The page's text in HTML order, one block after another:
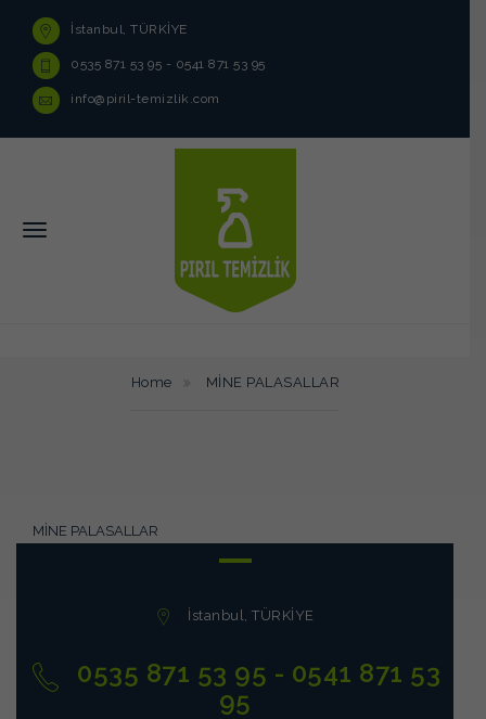
İstanbul, TÜRKİYE
0535 871 53 95 - 0541 871 53 95
info@piril-temizlik.com
Home MİNE PALASALLAR
MİNE PALASALLAR
İstanbul, TÜRKİYE
0535 871 53 95 - 0541 871 53
95